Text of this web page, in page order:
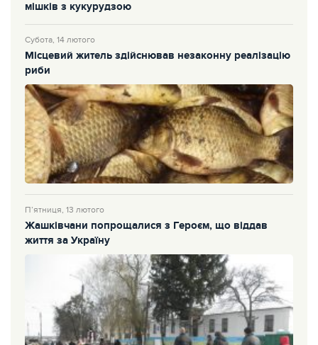
мішків з кукурудзою
Субота, 14 лютого
Місцевий житель здійснював незаконну реалізацію
риби
П’ятниця, 13 лютого
Жашківчани попрощалися з Героєм, що віддав
життя за Україну